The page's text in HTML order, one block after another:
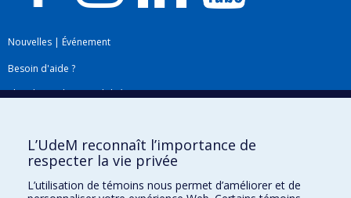
Nouvelles | Événement
Besoin d'aide ?
Plan du site|Accessibilité
L’UdeM reconnaît l’importance de
respecter la vie privée
L’utilisation de témoins nous permet d’améliorer et de